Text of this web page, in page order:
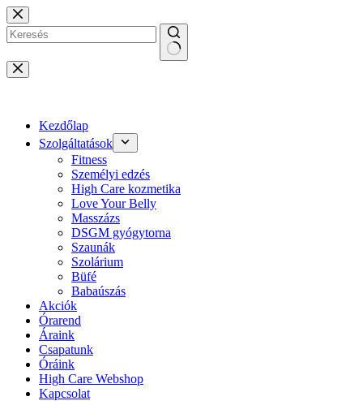
Skip
to
content
No
results
Kezdőlap
Szolgáltatások
Fitness
Személyi edzés
High Care kozmetika
Love Your Belly
Masszázs
DSGM gyógytorna
Szaunák
Szolárium
Büfé
Babaúszás
Akciók
Órarend
Áraink
Csapatunk
Óráink
High Care Webshop
Kapcsolat